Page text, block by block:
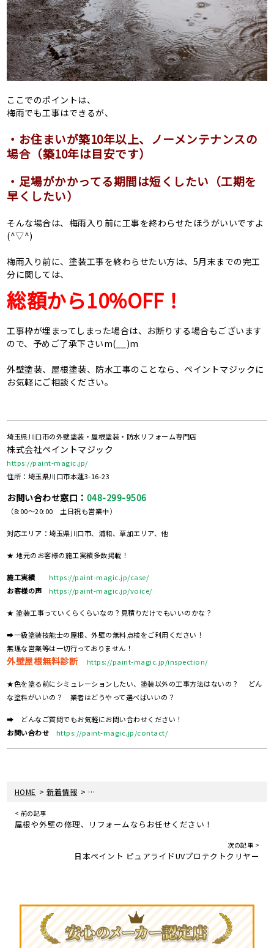
ここでのポイントは、
梅雨でも工事はできるが、
・お住まいが築10年以上、ノーメンテナンスの
場合（築10年は目安です）
・足場がかかってる期間は短くしたい（工期を
早くしたい）
そんな場合は、梅雨入り前に工事を終わらせたほうがいいですよ
(^▽^)
梅雨入り前に、塗装工事を終わらせたい方は、5月末までの完工
分に関しては、
総額から10%OFF！
工事枠が埋まってしまった場合は、お断りする場合もございます
ので、予めご了承下さいm(__)m
外壁塗装、屋根塗装、防水工事のことなら、ペイントマジックに
お気軽にご相談ください。
埼玉県川口市の外壁塗装・屋根塗装・防水リフォーム専門店
株式会社ペイントマジック
https://paint-magic.jp/
住所：埼玉県川口市本蓮3-16-23
お問い合わせ窓口： 048-299-9506
（8:00～20:00 土日祝も営業中）
対応エリア：埼玉県川口市、浦和、草加エリア、他
★ 地元のお客様の施工実績多数掲載！
施工実績
https://paint-magic.jp/case/
お客様の声
https://paint-magic.jp/voice/
★ 塗装工事っていくらくらいなの？見積りだけでもいいのかな？
➡一級塗装技能士の屋根、外壁の無料点検をご利用ください！
無理な営業等は一切行っておりません！
外壁屋根無料診断 https://paint-magic.jp/inspection/
★色を塗る前にシミュレーションしたい、塗装以外の工事方法はないの？ どん
な塗料がいいの？ 業者はどうやって選べばいいの？
➡ どんなご質問でもお気軽にお問い合わせください！
お問い合わせ
https://paint-magic.jp/contact/
HOME >新着情報 > 外壁塗装・屋根塗装は、梅雨前に終わらせたほうがい
< 前の記事
屋根や外壁の修理、リフォームならお任せください！
次の記事 >
日本ペイント ピュアライドUVプロテクトクリヤー